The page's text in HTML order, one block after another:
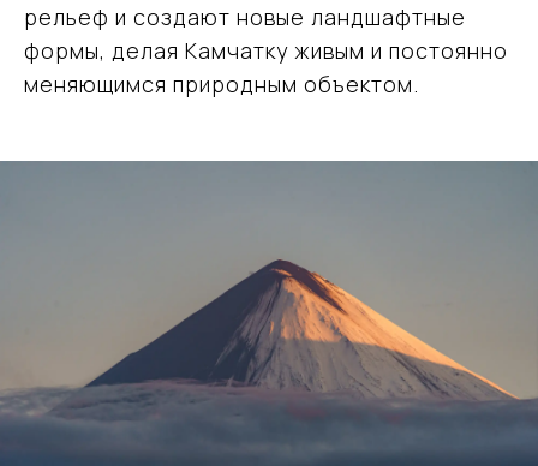
рельеф и создают новые ландшафтные
формы, делая Камчатку живым и постоянно
меняющимся природным объектом.